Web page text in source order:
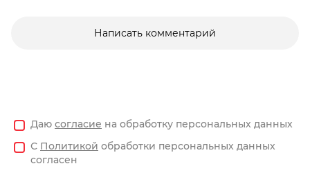
Написать комментарий
Даю согласие на обработку персональных данных
С Политикой обработки персональных данных
согласен